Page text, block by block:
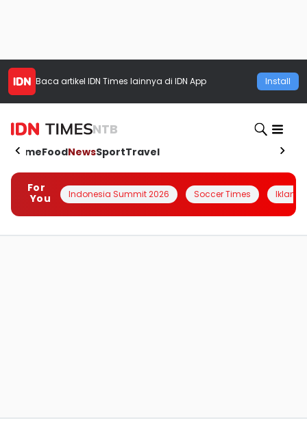
Baca artikel IDN Times lainnya di IDN App Install
NTB
HomeFoodNewsSportTravel
For
You
Indonesia Summit 2026 Soccer Times Iklanin